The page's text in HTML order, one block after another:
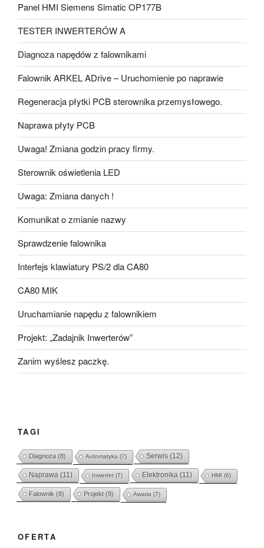
Panel HMI Siemens Simatic OP177B
TESTER INWERTERÓW A
Diagnoza napędów z falownikami
Falownik ARKEL ADrive – Uruchomienie po naprawie
Regeneracja płytki PCB sterownika przemysłowego.
Naprawa płyty PCB
Uwaga! Zmiana godzin pracy firmy.
Sterownik oświetlenia LED
Uwaga: Zmiana danych !
Komunikat o zmianie nazwy
Sprawdzenie falownika
Interfejs klawiatury PS/2 dla CA80
CA80 MIK
Uruchamianie napędu z falownikiem
Projekt: „Zadajnik Inwerterów”
Zanim wyślesz paczkę.
TAGI
Diagnoza (8) Automatyka (7) Serwis (12)
Naprawa (11) Inwerter(7) Elektronika (11) HMI (6)
Falownik (8) Projekt (9) Awaria (7)
OFERTA